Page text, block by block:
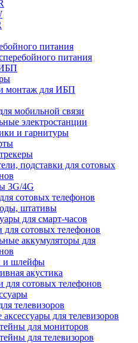
питания
питания
монтаж для ИБП
мобильной связи
электростанции
и гарнитуры
подставки для сотовых
3G/4G
сотовых телефонов
штативы
для смарт-часов
для сотовых телефонов
аккумуляторы для
и шлейфы
акустика
для сотовых телефонов
телевизоров
для телевизоров
для мониторов
для телевизоров